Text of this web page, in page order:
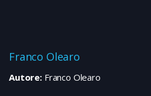
Franco Olearo
Autore:Franco Olearo